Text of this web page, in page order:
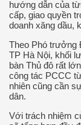
hướng dẫn của
cấp, giao quyền
doanh xăng dầu,
Theo Phó trưởng
TP Hà Nội, khối
bàn Thủ đô rất
công tác PCCC
nhiên cũng cần
dân.
Với trách nhiệm